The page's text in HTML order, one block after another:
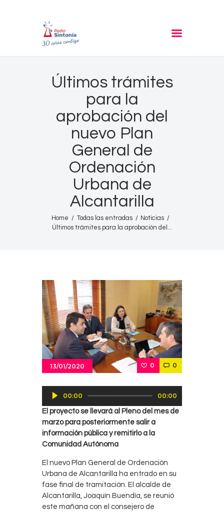
Últimos trámites
para la
aprobación del
nuevo Plan
General de
Ordenación
Urbana de
Alcantarilla
Home Todas las entradas
Noticias
Últimos trámites para la aprobación del...
RADIO SINTONIA
Informativos
Entrevistas
Noticias
Podcast
PROGRAMACIÓN
Nuestra Historia
Contacto
13/01/2020 0 0
Reproductor
audio
00:00 00:00
El proyecto se llevará al Pleno del mes de
marzo para posteriormente salir a
información pública y remitirlo a la
Comunidad Autónoma
El nuevo Plan General de Ordenación
Urbana de Alcantarilla ha entrado en su
fase final de tramitación. El alcalde de
Alcantarilla, Joaquín Buendía, se reunió
este mañana con el consejero de